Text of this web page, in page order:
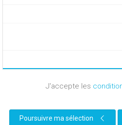
J'accepte les
Poursuivre ma sélection